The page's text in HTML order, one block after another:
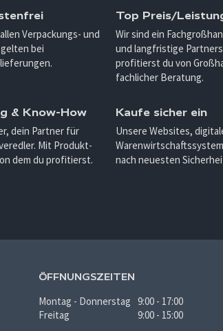
Verpackungs- und
bei
Top Preis/
Wir sind ein
und langfristige
profitierst du von
fachlicher Beratung.
& Know-How
dein Partner für
Mit Produkt-
dem du profitierst.
Kaufe sicher ein
Unsere Websites,
nach neuesten
ÖFFNUNGSZEITEN
Montag - Donnerstag 9:00 - 17:00
Freitag
9:00 - 15:00